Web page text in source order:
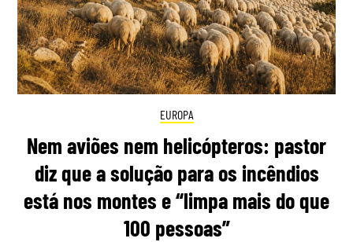
EUROPA
Nem aviões nem helicópteros: pastor
diz que a solução para os incêndios
está nos montes e “limpa mais do que
100 pessoas”